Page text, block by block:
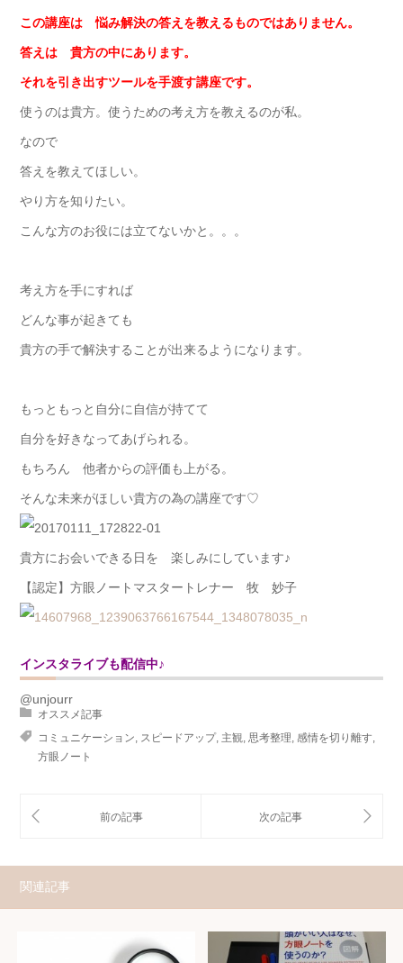
この講座は 悩み解決の答えを教えるものではありません。
答えは 貴方の中にあります。
それを引き出すツールを手渡す講座です。
使うのは貴方。使うための考え方を教えるのが私。
なので
答えを教えてほしい。
やり方を知りたい。
こんな方のお役には立てないかと。。。
考え方を手にすれば
どんな事が起きても
貴方の手で解決することが出来るようになります。
もっともっと自分に自信が持てて
自分を好きなってあげられる。
もちろん 他者からの評価も上がる。
そんな未来がほしい貴方の為の講座です♡
貴方にお会いできる日を 楽しみにしています♪
【認定】方眼ノートマスタートレナー 牧 妙子
インスタライブも配信中♪
@unjourr
オススメ記事
コミュニケーション, スピードアップ, 主観, 思考整理, 感情を切り離す,
方眼ノート
関連記事